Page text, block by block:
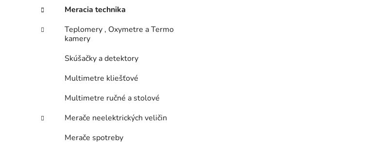
Meracia technika
Teplomery , Oxymetre a Termo
kamery
Skúšačky a detektory
Multimetre kliešťové
Multimetre ručné a stolové
Merače neelektrických veličin
Merače spotreby